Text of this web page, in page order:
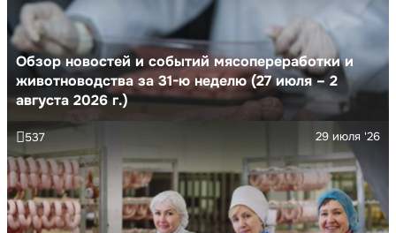
Обзор новостей и событий мясопереработки и
животноводства за 31-ю неделю (27 июля – 2
августа 2026 г.)
29 июля '26
537